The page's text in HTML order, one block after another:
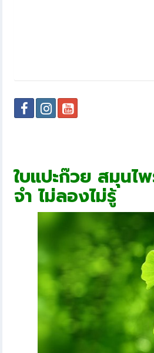
ใบแปะก๊วย สมุนไ
จำ ไม่ลองไม่รู้